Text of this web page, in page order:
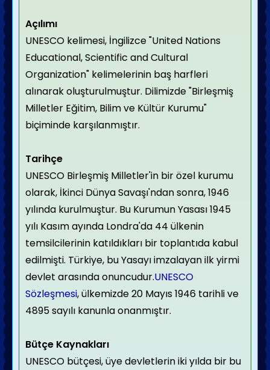
Açılımı
UNESCO kelimesi, İngilizce "United Nations
Educational, Scientific and Cultural
Organization" kelimelerinin baş harfleri
alınarak oluşturulmuştur. Dilimizde "Birleşmiş
Milletler Eğitim, Bilim ve Kültür Kurumu"
biçiminde karşılanmıştır.
Tarihçe
UNESCO Birleşmiş Milletler'in bir özel kurumu
olarak, İkinci Dünya Savaşı'ndan sonra, 1946
yılında kurulmuştur. Bu Kurumun Yasası 1945
yılı Kasım ayında Londra'da 44 ülkenin
temsilcilerinin katıldıkları bir toplantıda kabul
edilmişti. Türkiye, bu Yasayı imzalayan ilk yirmi
devlet arasında onuncudur.UNESCO
Sözleşmesi, ülkemizde 20 Mayıs 1946 tarihli ve
4895 sayılı kanunla onanmıştır.
Bütçe Kaynakları
UNESCO bütçesi, üye devletlerin iki yılda bir bu